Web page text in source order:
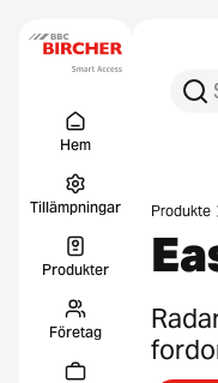
Hem
Tillämpningar
Produkter
Företag
Sök
Produkte